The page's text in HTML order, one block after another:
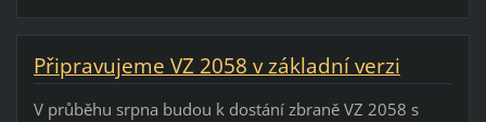
Připravujeme VZ 2058 v základní verzi
V průběhu srpna budou k dostání zbraně VZ 2058 s